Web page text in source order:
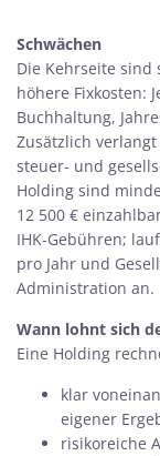
Schwächen
Die Kehrseite
höhere Fixkosten:
Buchhaltung,
Zusätzlich
steuer- und
Holding sind
12 500 €
IHK-Gebühren;
pro Jahr und
Administration an.
Wann lohnt sich
Eine Holding
klar
eigener
risikoreiche